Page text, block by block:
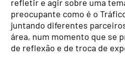
refletir e agir sobre uma
preocupante como é o
juntando diferentes
área, num momento que se
de reflexão e de troca de